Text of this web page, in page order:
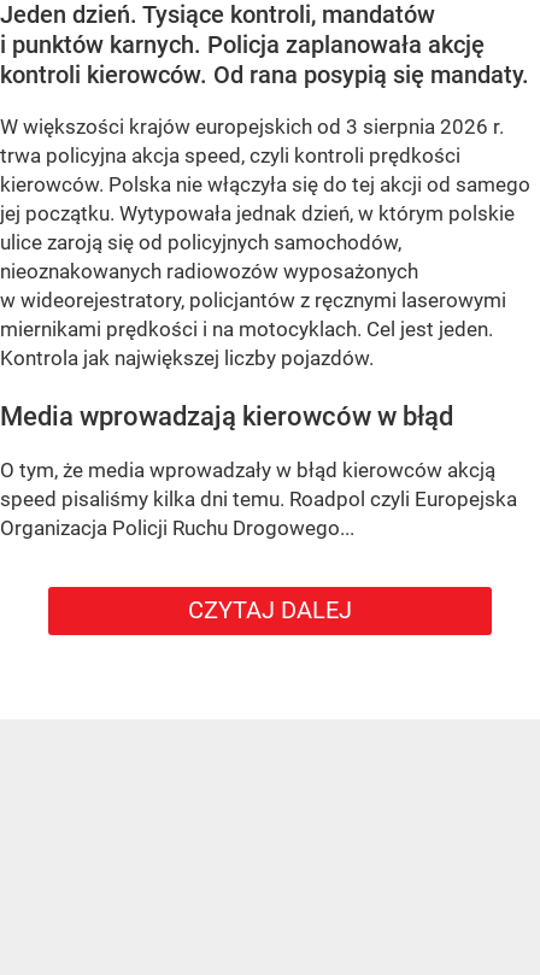
Jeden dzień. Tysiące kontroli, mandatów
i punktów karnych. Policja zaplanowała akcję
kontroli kierowców. Od rana posypią się mandaty.
W większości krajów europejskich od 3 sierpnia 2026 r.
trwa policyjna akcja speed, czyli kontroli prędkości
kierowców. Polska nie włączyła się do tej akcji od samego
jej początku. Wytypowała jednak dzień, w którym polskie
ulice zaroją się od policyjnych samochodów,
nieoznakowanych radiowozów wyposażonych
w wideorejestratory, policjantów z ręcznymi laserowymi
miernikami prędkości i na motocyklach. Cel jest jeden.
Kontrola jak największej liczby pojazdów.
Media wprowadzają kierowców w błąd
O tym, że media wprowadzały w błąd kierowców akcją
speed pisaliśmy kilka dni temu. Roadpol czyli Europejska
Organizacja Policji Ruchu Drogowego...
CZYTAJ DALEJ